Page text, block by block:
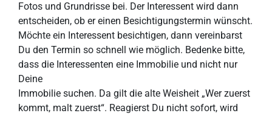
Fotos und Grundrisse bei. Der Interessent wird dann
entscheiden, ob er einen Besichtigungstermin wünscht.
Möchte ein Interessent besichtigen, dann vereinbarst
Du den Termin so schnell wie möglich. Bedenke bitte,
dass die Interessenten eine Immobilie und nicht nur
Deine
Immobilie suchen. Da gilt die alte Weisheit „Wer zuerst
kommt, malt zuerst“. Reagierst Du nicht sofort, wird